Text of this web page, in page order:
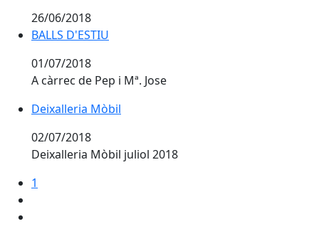
26/06/2018
BALLS D'ESTIU
BALLS D'ESTIU
01/07/2018
A càrrec de Pep i Mª. Jose
Deixalleria Mòbil
Deixalleria Mòbil
02/07/2018
Deixalleria Mòbil juliol 2018
1